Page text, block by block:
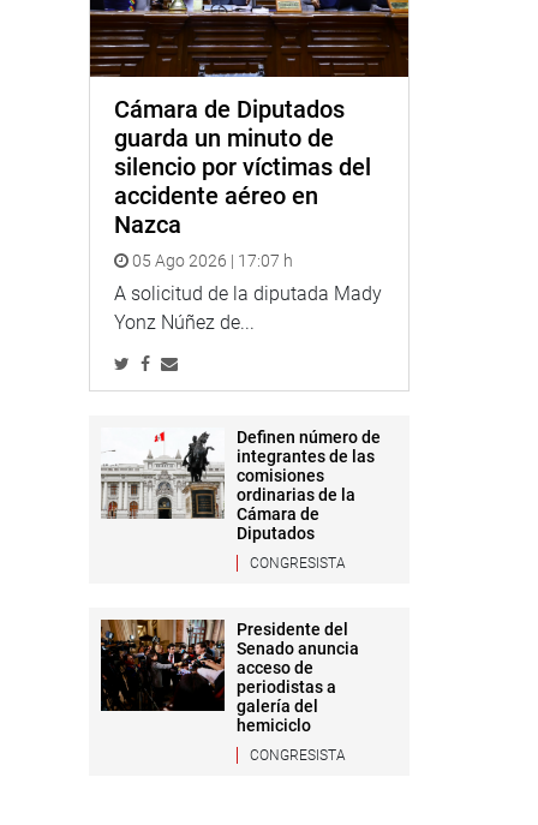
Cámara de Diputados
guarda un minuto de
silencio por víctimas del
accidente aéreo en
Nazca
05 Ago 2026 | 17:07 h
A solicitud de la diputada Mady
Yonz Núñez de...
Definen número de
integrantes de las
comisiones
ordinarias de la
Cámara de
Diputados
CONGRESISTA
Presidente del
Senado anuncia
acceso de
periodistas a
galería del
hemiciclo
CONGRESISTA